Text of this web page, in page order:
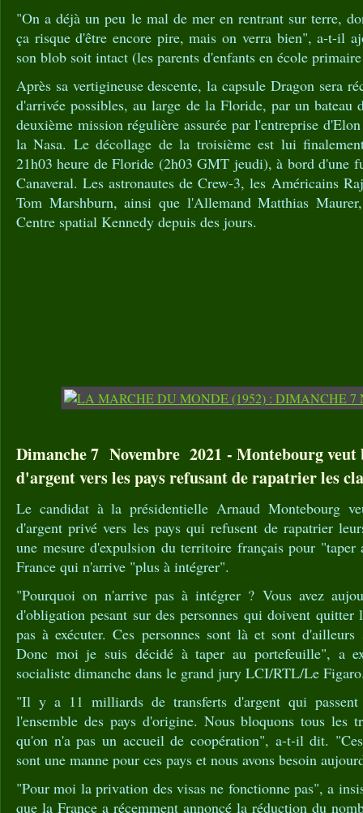
"On a déjà un peu le mal de mer en rentrant sur terre,
ça risque d'être encore pire, mais on verra bien", a-t-il
son blob soit intact (les parents d'enfants en école
Après sa vertigineuse descente, la capsule Dragon sera
d'arrivée possibles, au large de la Floride, par un bateau
deuxième mission régulière assurée par l'entreprise
la Nasa. Le décollage de la troisième est lui
21h03 heure de Floride (2h03 GMT jeudi), à bord d'une
Canaveral. Les astronautes de Crew-3, les Américains
Tom Marshburn, ainsi que l'Allemand Matthias
Centre spatial Kennedy depuis des jours.
Dimanche 7 Novembre 2021 - Montebourg
d'argent vers les pays refusant de rapatrier les
Le candidat à la présidentielle Arnaud Montebourg
d'argent privé vers les pays qui refusent de rapatrier
une mesure d'expulsion du territoire français pour "taper
France qui n'arrive "plus à intégrer".
"Pourquoi on n'arrive pas à intégrer ? Vous avez
d'obligation pesant sur des personnes qui doivent
pas à exécuter. Ces personnes sont là et sont d'ailleurs
Donc moi je suis décidé à taper au portefeuille", a
socialiste dimanche dans le grand jury LCI/RTL/Le
"Il y a 11 milliards de transferts d'argent qui
l'ensemble des pays d'origine. Nous bloquons tous les
qu'on n'a pas un accueil de coopération", a-t-il dit.
sont une manne pour ces pays et nous avons besoin
"Pour moi la privation des visas ne fonctionne pas", a
que la France a récemment annoncé la réduction du